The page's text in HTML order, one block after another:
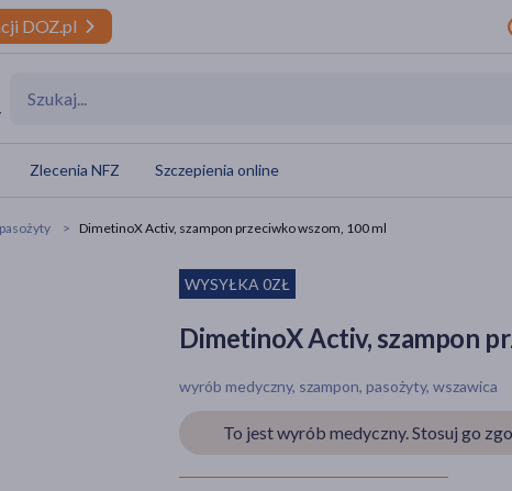
DOZ.pl
Zlecenia NFZ Szczepienia online
DimetinoX Activ, szampon przeciwko wszom, 100 ml
WYSYŁKA 0ZŁ
DimetinoX Activ, szampon
wyrób medyczny, szampon, pasożyty, wszawica
To jest wyrób medyczny. Stosuj go